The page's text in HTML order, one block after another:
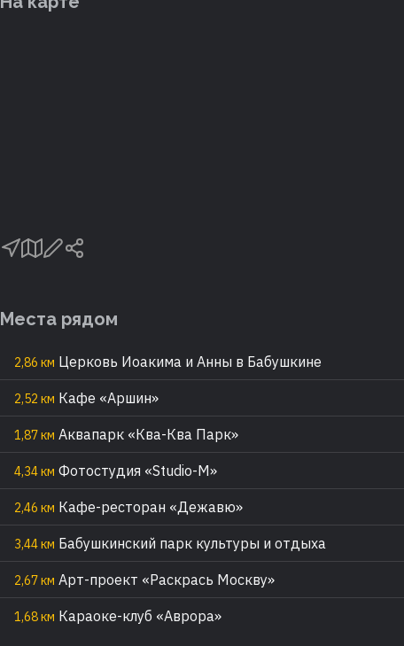
Места рядом
2,86 км Церковь Иоакима и Анны в Бабушкине
2,52 км Кафе «Аршин»
1,87 км Аквапарк «Ква-Ква Парк»
4,34 км Фотостудия «Studio-M»
2,46 км Кафе-ресторан «Дежавю»
3,44 км Бабушкинский парк культуры и отдыха
2,67 км Арт-проект «Раскрась Москву»
1,68 км Караоке-клуб «Аврора»